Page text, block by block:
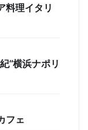
料理イタリ
“横浜ナポリ
フェ